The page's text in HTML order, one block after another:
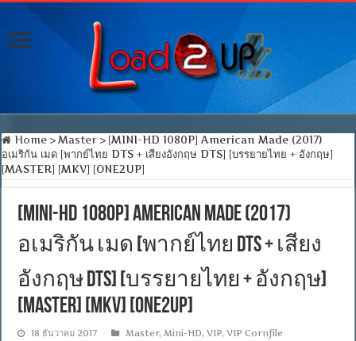
Home > Master > [MINI-HD 1080P] American Made (2017)
อเมริกัน เมด [พากย์ไทย DTS + เสียงอังกฤษ DTS] [บรรยายไทย + อังกฤษ]
[MASTER] [MKV] [ONE2UP]
[MINI-HD 1080P] American Made (2017)
อเมริกัน เมด [พากย์ไทย DTS + เสียง
อังกฤษ DTS] [บรรยายไทย + อังกฤษ]
[MASTER] [MKV] [ONE2UP]
18 ธันวาคม 2017 Master,Mini-HD,VIP,VIP Cornfile